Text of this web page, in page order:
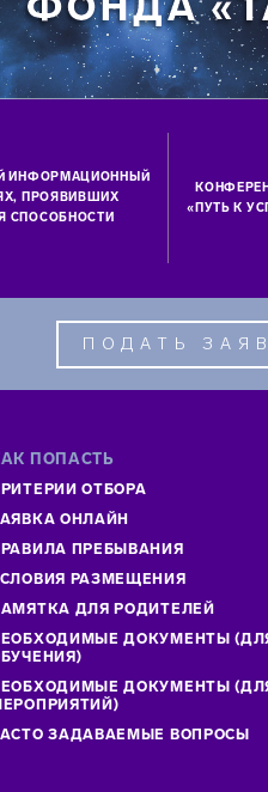
ИНФОРМАЦИОННЫЙ
ПРОЯВИВШИХ
СПОСОБНОСТИ
«ПУТЬ К
ПОДАТЬ
ПОПАСТЬ
ОТБОРА
ОНЛАЙН
ПРЕБЫВАНИЯ
РАЗМЕЩЕНИЯ
ДЛЯ РОДИТЕЛЕЙ
ДОКУМЕНТЫ
ДОКУМЕНТЫ
ЗАДАВАЕМЫЕ ВОПРОСЫ